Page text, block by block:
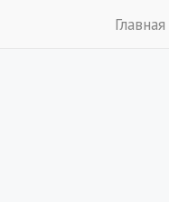
Главная